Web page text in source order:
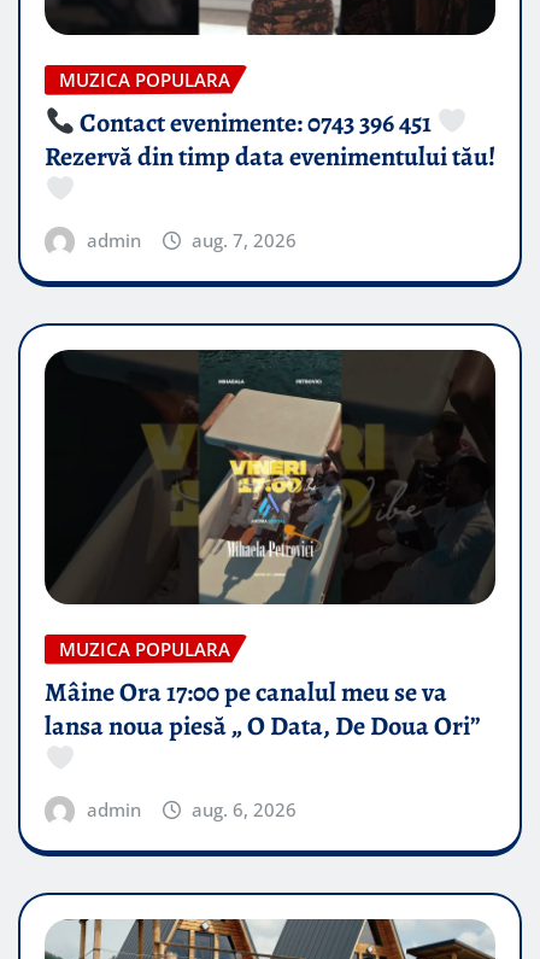
MUZICA POPULARA
Contact evenimente: 0743 396 451
Rezervă din timp data evenimentului tău!
admin aug. 7, 2026
MUZICA POPULARA
Mâine Ora 17:00 pe canalul meu se va
lansa noua piesă „ O Data, De Doua Ori”
admin aug. 6, 2026